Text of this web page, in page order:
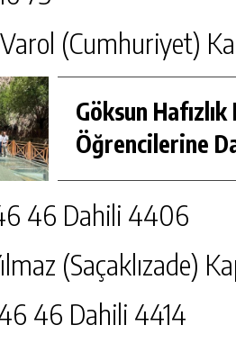
(Cumhuriyet)
Göksun Hafızlık
Öğrencilerine
46 Dahili 4406
(Saçaklızade)
46 Dahili 4414